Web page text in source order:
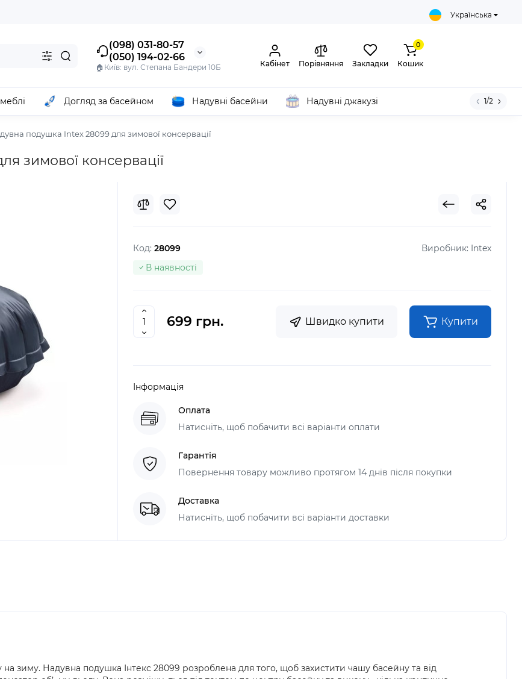
Українська
(098) 031-80-57
(050) 194-02-66
🏠Київ: вул. Степана Бандери 10Б Кабінет Порівняння Закладки
0
Кошик
Догляд за басейном Надувні басейни Надувні джакузі 1/2
подушка Intex 28099 для зимової консервації
зимової консервації
Код: 28099 Виробник: Intex
В наявності
699 грн. Швидко купити Купити
Інформація
Оплата
Натисніть, щоб побачити всі варіанти оплати
Гарантія
Повернення товару можливо протягом 14 днів після покупки
Доставка
Натисніть, щоб побачити всі варіанти доставки
зиму. Надувна подушка Інтекс 28099 розроблена для того, щоб захистити чашу басейну та від